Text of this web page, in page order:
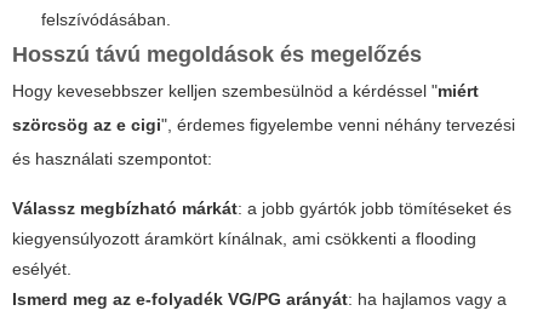
felszívódásában.
Hosszú távú megoldások és megelőzés
Hogy kevesebbszer kelljen szembesülnöd a kérdéssel "miért
szörcsög az e cigi", érdemes figyelembe venni néhány tervezési
és használati szempontot:
Válassz megbízható márkát: a jobb gyártók jobb tömítéseket és
kiegyensúlyozott áramkört kínálnak, ami csökkenti a flooding
esélyét.
Ismerd meg az e-folyadék VG/PG arányát: ha hajlamos vagy a